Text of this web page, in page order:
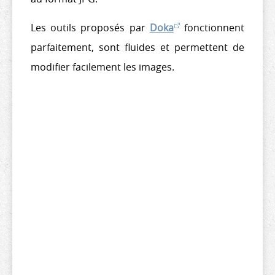
Les outils proposés par Doka fonctionnent
parfaitement, sont fluides et permettent de
modifier facilement les images.